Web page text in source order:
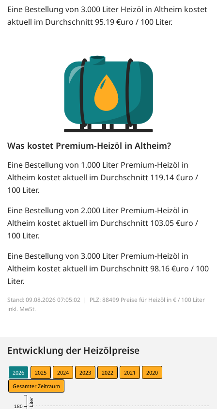
Eine Bestellung von 3.000 Liter Heizöl in Altheim kostet
aktuell im Durchschnitt 95.19 €uro / 100 Liter.
Was kostet Premium-Heizöl in Altheim?
Eine Bestellung von 1.000 Liter Premium-Heizöl in
Altheim kostet aktuell im Durchschnitt 119.14 €uro /
100 Liter.
Eine Bestellung von 2.000 Liter Premium-Heizöl in
Altheim kostet aktuell im Durchschnitt 103.05 €uro /
100 Liter.
Eine Bestellung von 3.000 Liter Premium-Heizöl in
Altheim kostet aktuell im Durchschnitt 98.16 €uro / 100
Liter.
Stand: 09.08.2026 07:05:02 | PLZ: 88499 Preise für Heizöl in € / 100 Liter
inkl. MwSt.
Entwicklung der Heizölpreise
2026 2025 2024 2023 2022 2021
2020
Gesamter Zeitraum
180